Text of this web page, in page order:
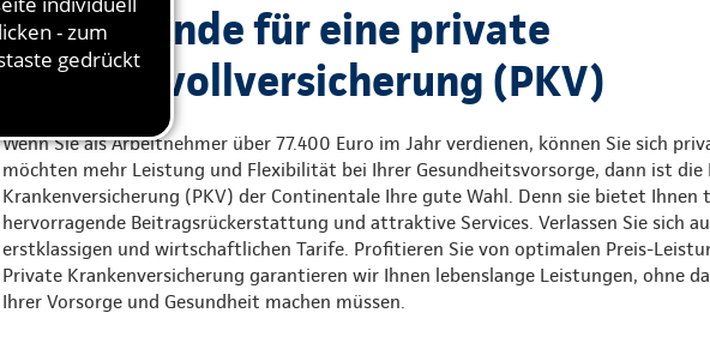
Gute Gründe für eine private
Krankenvollversicherung (PKV)
Wenn Sie als Arbeitnehmer über 77.400 Euro im Jahr verdienen, können Sie sich
möchten mehr Leistung und Flexibilität bei Ihrer Gesundheitsvorsorge, dann ist die
Krankenversicherung (PKV) der Continentale Ihre gute Wahl. Denn sie bietet Ihnen
hervorragende Beitragsrückerstattung und attraktive Services. Verlassen Sie sich
erstklassigen und wirtschaftlichen Tarife. Profitieren Sie von optimalen Preis-
Private Krankenversicherung garantieren wir Ihnen lebenslange Leistungen, ohne
Ihrer Vorsorge und Gesundheit machen müssen.